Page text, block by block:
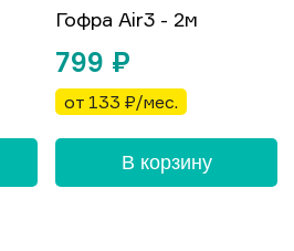
Гофра Air3 - 2м
799 ₽
от 133 ₽/мес.
В корзину